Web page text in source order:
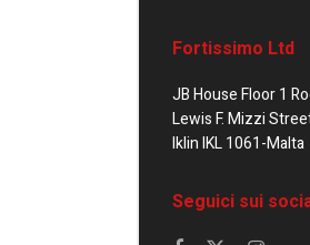
Fortissimo Ltd
JB House Floor 1
Lewis F. Mizzi
Iklin IKL 1061-Malta
Seguici sui